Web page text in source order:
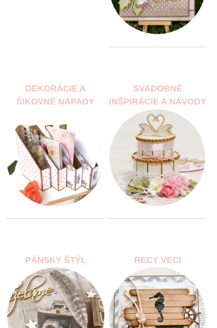
DEKORÁCIE A
ŠIKOVNÉ NÁPADY
SVADOBNÉ
INŠPIRÁCIE A NÁVODY
PÁNSKY ŠTÝL RECY VECI